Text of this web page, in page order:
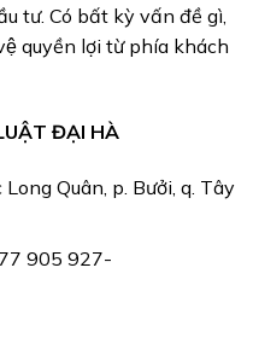
tư. Có bất kỳ vấn đề gì,
quyền lợi từ phía khách
ĐẠI HÀ
Quân, p. Bưởi, q. Tây
905 927-